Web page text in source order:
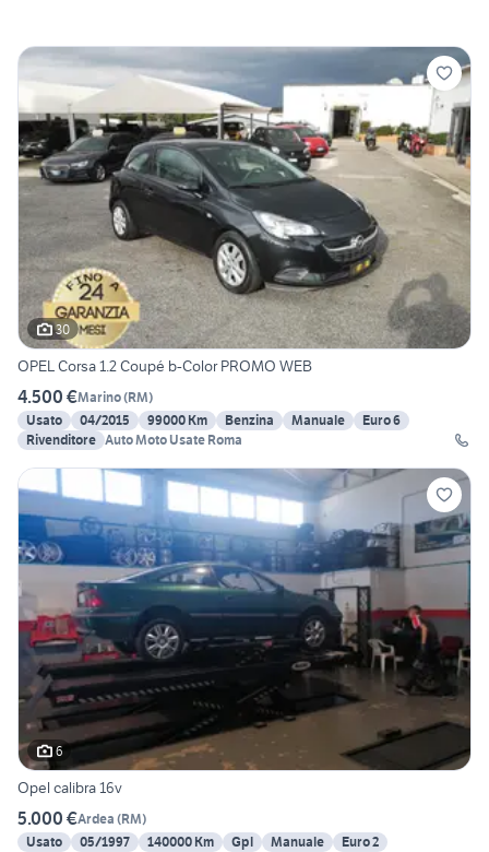
30
OPEL Corsa 1.2 Coupé b-Color PROMO WEB
4.500 €Marino(RM)
Usato
04/2015 99000 Km Benzina Manuale
Euro 6
Rivenditore Auto Moto Usate Roma
6
Opel calibra 16v
5.000 €Ardea (RM)
Usato
05/1997 140000 Km Gpl Manuale Euro 2